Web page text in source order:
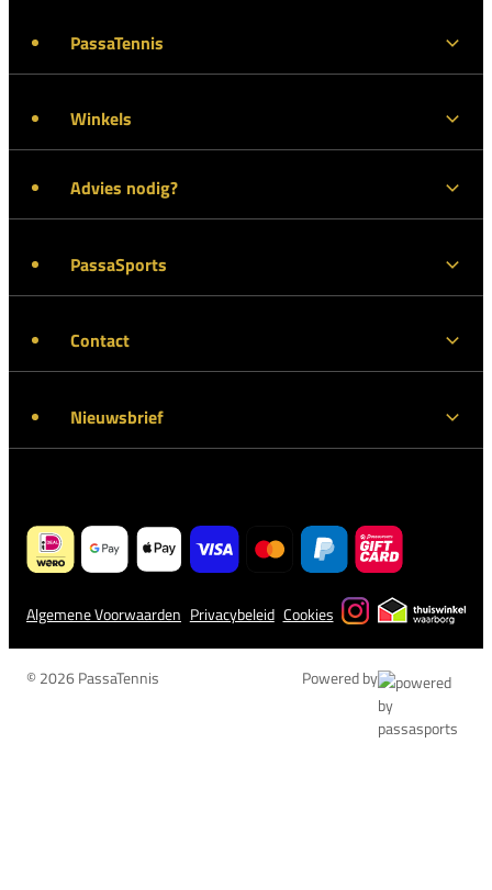
PassaTennis
Winkels
Advies nodig?
PassaSports
Contact
Nieuwsbrief
Algemene Voorwaarden Privacybeleid Cookies
© 2026 PassaTennis Powered by